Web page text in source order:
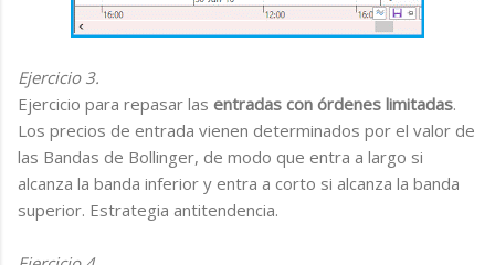
Ejercicio 3.
Ejercicio para repasar las entradas con órdenes limitadas.
Los precios de entrada vienen determinados por el valor de
las Bandas de Bollinger, de modo que entra a largo si
alcanza la banda inferior y entra a corto si alcanza la banda
superior. Estrategia antitendencia.